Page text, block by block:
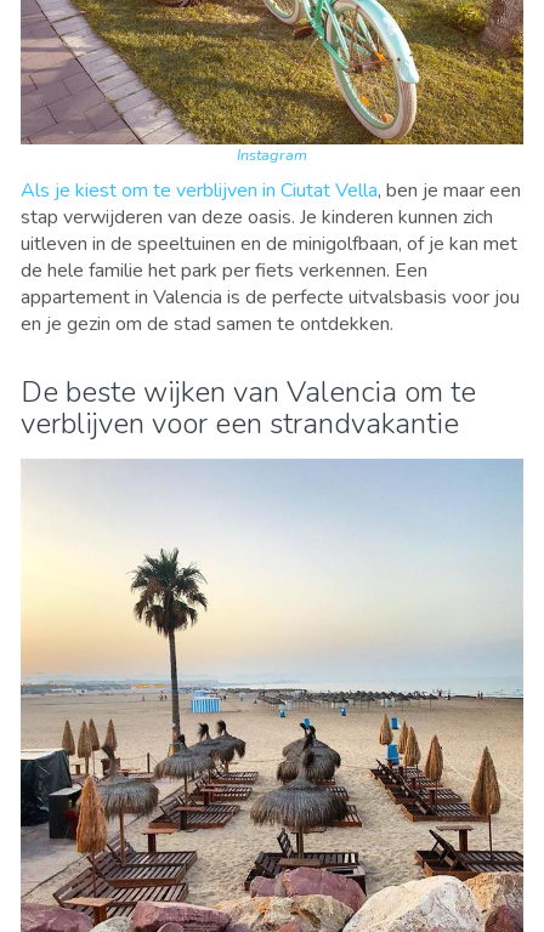
Instagram
Als je kiest om te verblijven in Ciutat Vella, ben je maar een
stap verwijderen van deze oasis. Je kinderen kunnen zich
uitleven in de speeltuinen en de minigolfbaan, of je kan met
de hele familie het park per fiets verkennen. Een
appartement in Valencia is de perfecte uitvalsbasis voor jou
en je gezin om de stad samen te ontdekken.
De beste wijken van Valencia om te
verblijven voor een strandvakantie